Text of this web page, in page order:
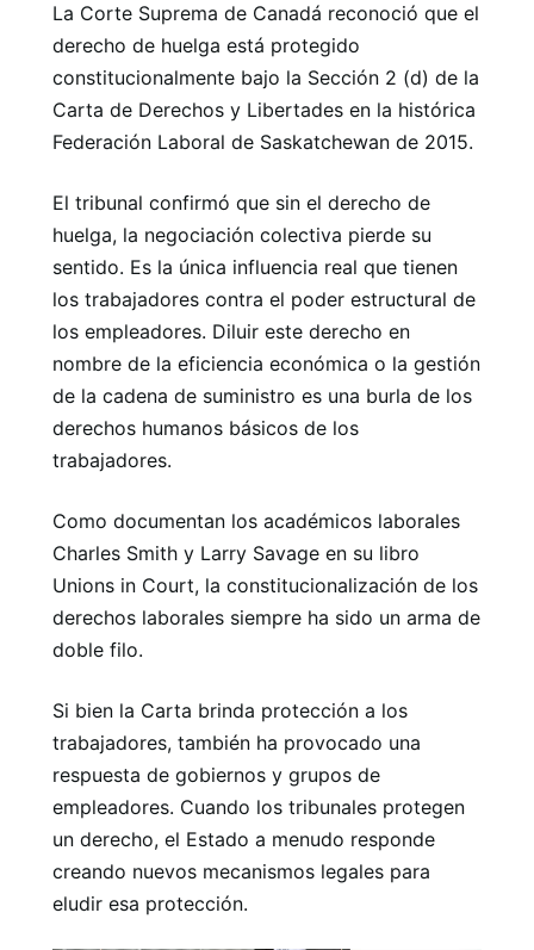
La Corte Suprema de Canadá reconoció que el
derecho de huelga está protegido
constitucionalmente bajo la Sección 2 (d) de la
Carta de Derechos y Libertades en la histórica
Federación Laboral de Saskatchewan de 2015.
El tribunal confirmó que sin el derecho de
huelga, la negociación colectiva pierde su
sentido. Es la única influencia real que tienen
los trabajadores contra el poder estructural de
los empleadores. Diluir este derecho en
nombre de la eficiencia económica o la gestión
de la cadena de suministro es una burla de los
derechos humanos básicos de los
trabajadores.
Como documentan los académicos laborales
Charles Smith y Larry Savage en su libro
Unions in Court, la constitucionalización de los
derechos laborales siempre ha sido un arma de
doble filo.
Si bien la Carta brinda protección a los
trabajadores, también ha provocado una
respuesta de gobiernos y grupos de
empleadores. Cuando los tribunales protegen
un derecho, el Estado a menudo responde
creando nuevos mecanismos legales para
eludir esa protección.